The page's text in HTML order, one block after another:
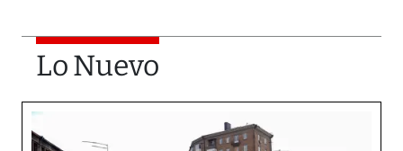
Lo Nuevo